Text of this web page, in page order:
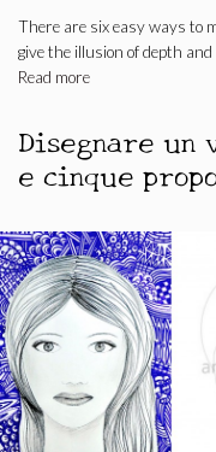
There are six easy ways to
give the illusion of depth
Read more
Disegnare
e cinque